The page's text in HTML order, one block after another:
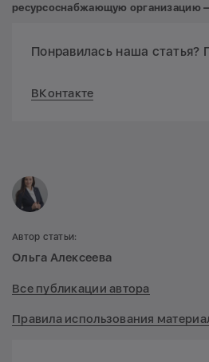
ресурсоснабжающую организацию
Понравилась наша статья?
ВКонтакте
Автор статьи:
Ольга Алексеева
Все публикации автора
Правила использования